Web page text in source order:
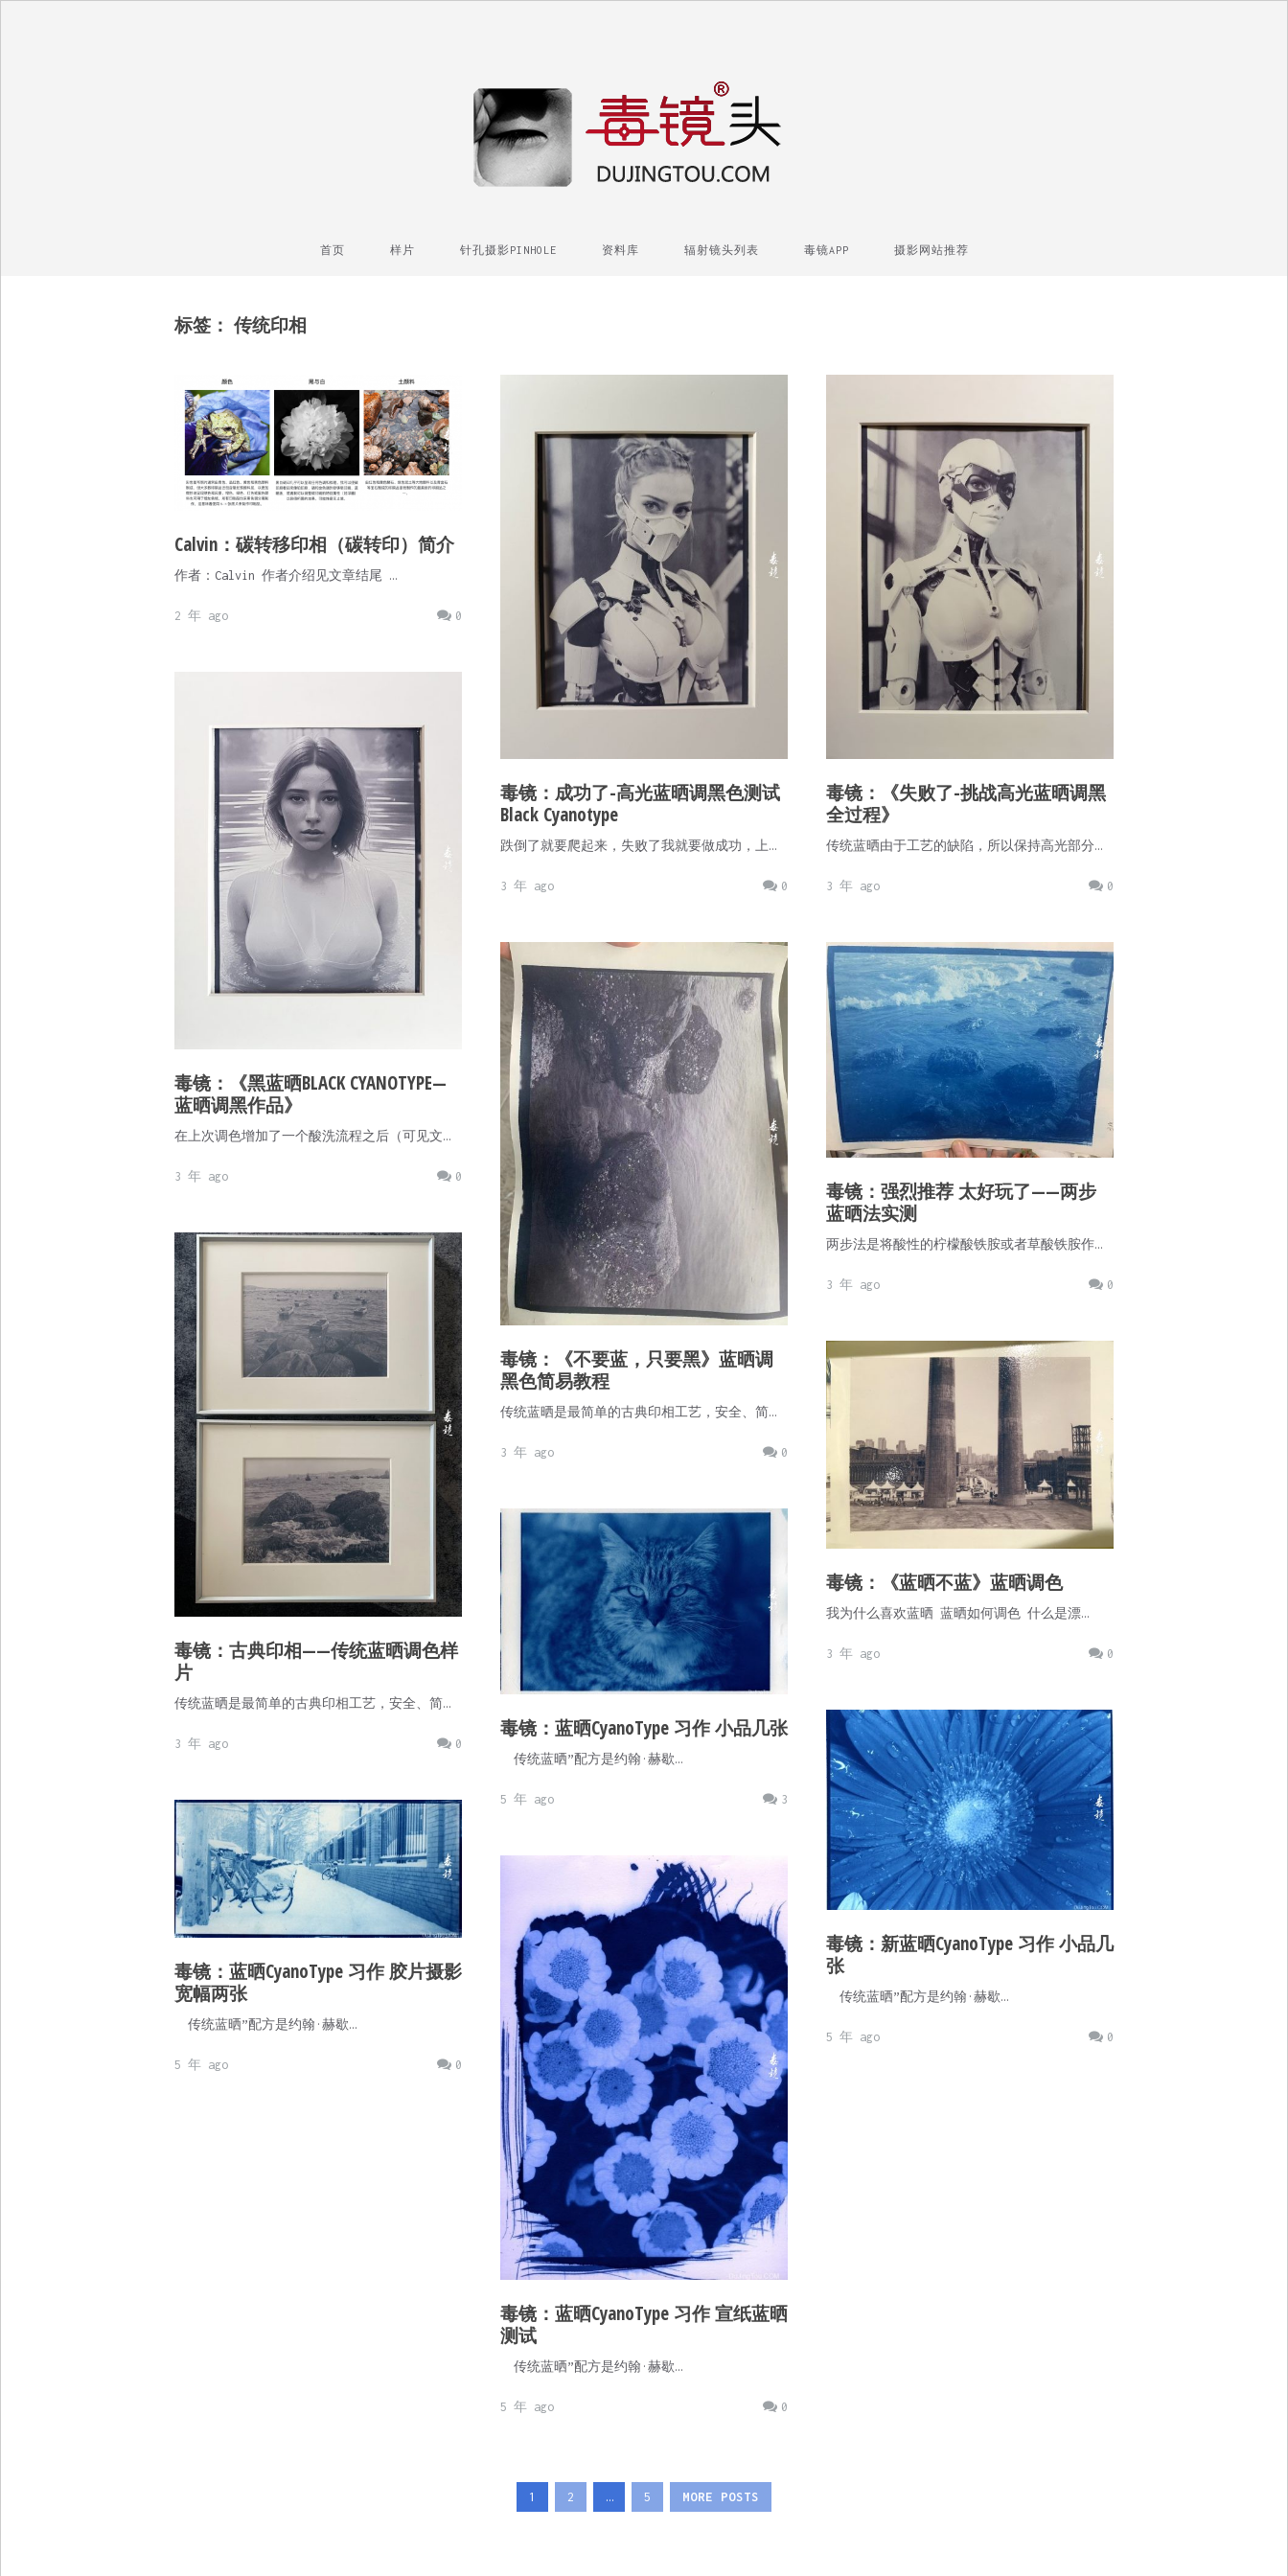
首页 样片 针孔摄影PINHOLE 资料库 辐射镜头列表 毒镜APP 摄影网站推荐
标签： 传统印相
Calvin：碳转移印相（碳转印）简介
作者：Calvin 作者介绍见文章结尾 …
0
2 年 ago
毒镜：成功了-高光蓝晒调黑色测试
Black Cyanotype
跌倒了就要爬起来，失败了我就要做成功，上…
0
3 年 ago
毒镜：《失败了-挑战高光蓝晒调黑
全过程》
传统蓝晒由于工艺的缺陷，所以保持高光部分…
0
3 年 ago
毒镜：《黑蓝晒BLACK CYANOTYPE—
蓝晒调黑作品》
在上次调色增加了一个酸洗流程之后（可见文…
0
3 年 ago
毒镜：《不要蓝，只要黑》蓝晒调
黑色简易教程
传统蓝晒是最简单的古典印相工艺，安全、简…
0
3 年 ago
毒镜：强烈推荐 太好玩了——两步
蓝晒法实测
两步法是将酸性的柠檬酸铁胺或者草酸铁胺作…
0
3 年 ago
毒镜：古典印相——传统蓝晒调色样
片
传统蓝晒是最简单的古典印相工艺，安全、简…
0
3 年 ago
毒镜：《蓝晒不蓝》蓝晒调色
我为什么喜欢蓝晒 蓝晒如何调色 什么是漂…
0
3 年 ago
毒镜：蓝晒CyanoType 习作 小品几张
传统蓝晒”配方是约翰·赫歇…
3
5 年 ago
毒镜：新蓝晒CyanoType 习作 小品几
张
传统蓝晒”配方是约翰·赫歇…
0
5 年 ago
毒镜：蓝晒CyanoType 习作 胶片摄影
宽幅两张
传统蓝晒”配方是约翰·赫歇…
0
5 年 ago
毒镜：蓝晒CyanoType 习作 宣纸蓝晒
测试
传统蓝晒”配方是约翰·赫歇…
0
5 年 ago
1 2 … 5 MORE POSTS